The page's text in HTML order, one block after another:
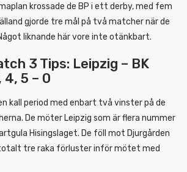
krossade de BP i ett derby, med fem
gjorde tre mål på två matcher när de
liknande här vore inte otänkbart.
3 Tips: Leipzig – BK
4, 5 – 0
kall period med enbart två vinster på de
De möter Leipzig som är flera nummer
Hisingslaget. De föll mot Djurgården
tre raka förluster inför mötet med